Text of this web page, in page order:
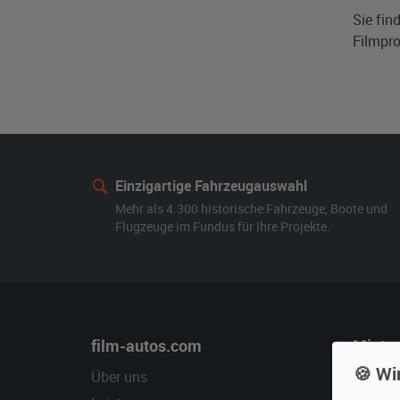
Sie
Einzigartige Fahrzeugauswahl
Mehr als 4.300 historische Fahrzeuge, Boote und
Flugzeuge im Fundus für Ihre Projekte.
film-autos.com
Über uns
🍪